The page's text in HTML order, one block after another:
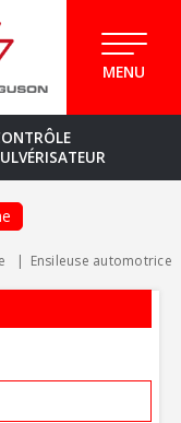
MENU
Ensileuse automotrice